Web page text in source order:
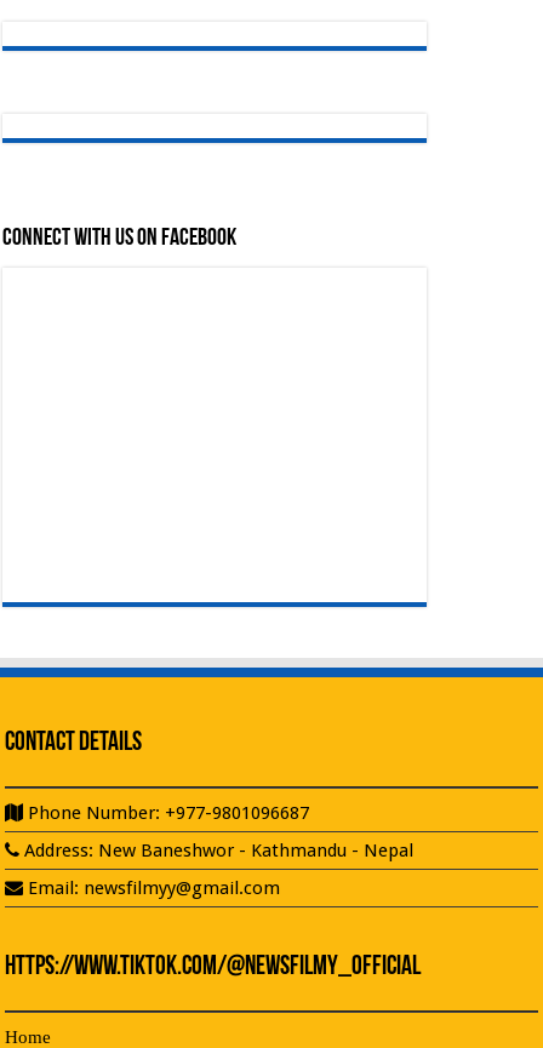
Connect with us on Facebook
Contact Details
Phone Number: +977-9801096687
Address: New Baneshwor - Kathmandu - Nepal
Email: newsfilmyy@gmail.com
https://www.tiktok.com/@newsfilmy_official
Home